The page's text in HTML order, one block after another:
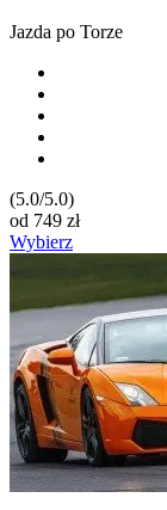
Jazda po Torze
(5.0/5.0)
od 749 zł
Wybierz